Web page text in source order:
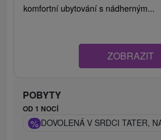
komfortní ubytování s nádherným...
ZOBRAZIT
POBYTY
OD 1 NOCÍ
% DOVOLENÁ V SRDCI TATER,